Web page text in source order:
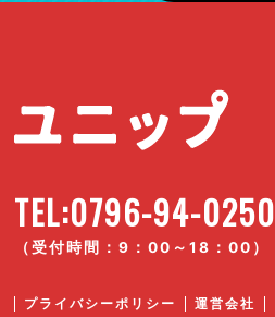
TEL:0796-94-0250
（受付時間：9：00～18：00）
プライバシーポリシー 運営会社